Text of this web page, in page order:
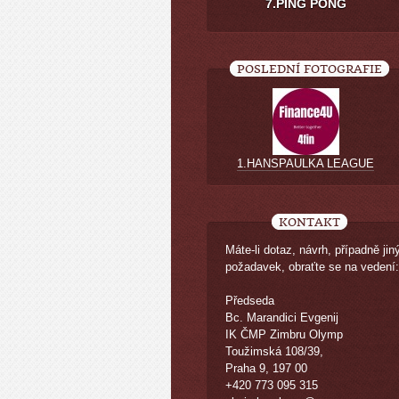
7.PING PONG
POSLEDNÍ FOTOGRAFIE
1.HANSPAULKA LEAGUE
KONTAKT
Máte-li dotaz, návrh, případně
požadavek, obraťte se na vedení:
Předseda
Bc. Marandici Evgenij
IK ČMP Zimbru Olymp
Toužimská 108/39,
Praha 9, 197 00
+420 773 095 315